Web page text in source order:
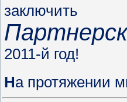
заключить
2011-й год!
На протяжении